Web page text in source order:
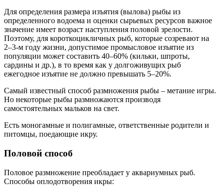
Для определения размера изъятия (вылова) рыбы из
определенного водоема и оценки сырьевых ресурсов важное
значение имеет возраст наступления половой зрелости.
Поэтому, для короткоцикличных рыб, которые созревают на
2–3-м году жизни, допустимое промысловое изъятие из
популяции может составить 40–60% (кильки, шпроты,
сардины и др.), в то время как у долгоживущих рыб
ежегодное изъятие не должно превышать 5–20%.
Самый известный способ размножения рыбы – метание игры.
Но некоторые рыбы размножаются производя
самостоятельных мальков на свет.
Есть моногамные и полигамные, ответственные родители и
питомцы, поедающие икру.
Половой способ
Половое размножение преобладает у аквариумных рыб.
Способы оплодотворения икры: